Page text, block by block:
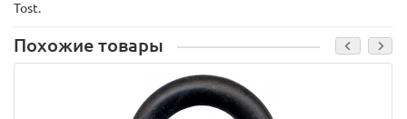
Tost.
Похожие товары